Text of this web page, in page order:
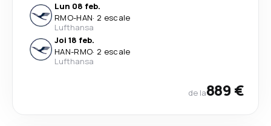
Lun 08 feb.
RMO-HAN· 2 escale
Lufthansa
Joi 18 feb.
HAN-RMO· 2 escale
Lufthansa
de la889 €